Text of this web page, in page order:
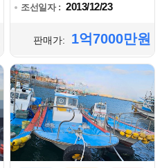
조선일자 : 2013/12/23
판매가: 1억7000만원